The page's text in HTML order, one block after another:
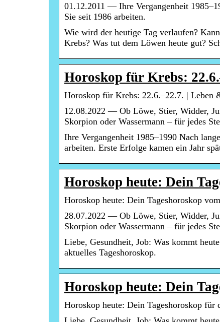
01.12.2011 — Ihre Vergangenheit
Sie seit 1986 arbeiten.
Wie wird der heutige Tag verlaufen?
Krebs? Was tut dem Löwen heute gut?
Horoskop für Krebs:
Horoskop für Krebs: 22.6.–22.7. | Leben
12.08.2022 — Ob Löwe, Stier, Widder,
Skorpion oder Wassermann – für jedes
Ihre Vergangenheit 1985–1990 Nach
arbeiten. Erste Erfolge kamen ein Jahr
Horoskop heute: Dein
Horoskop heute: Dein Tageshoroskop
28.07.2022 — Ob Löwe, Stier, Widder,
Skorpion oder Wassermann – für jedes
Liebe, Gesundheit, Job: Was kommt
aktuelles Tageshoroskop.
Horoskop heute: Dein
Horoskop heute: Dein Tageshoroskop